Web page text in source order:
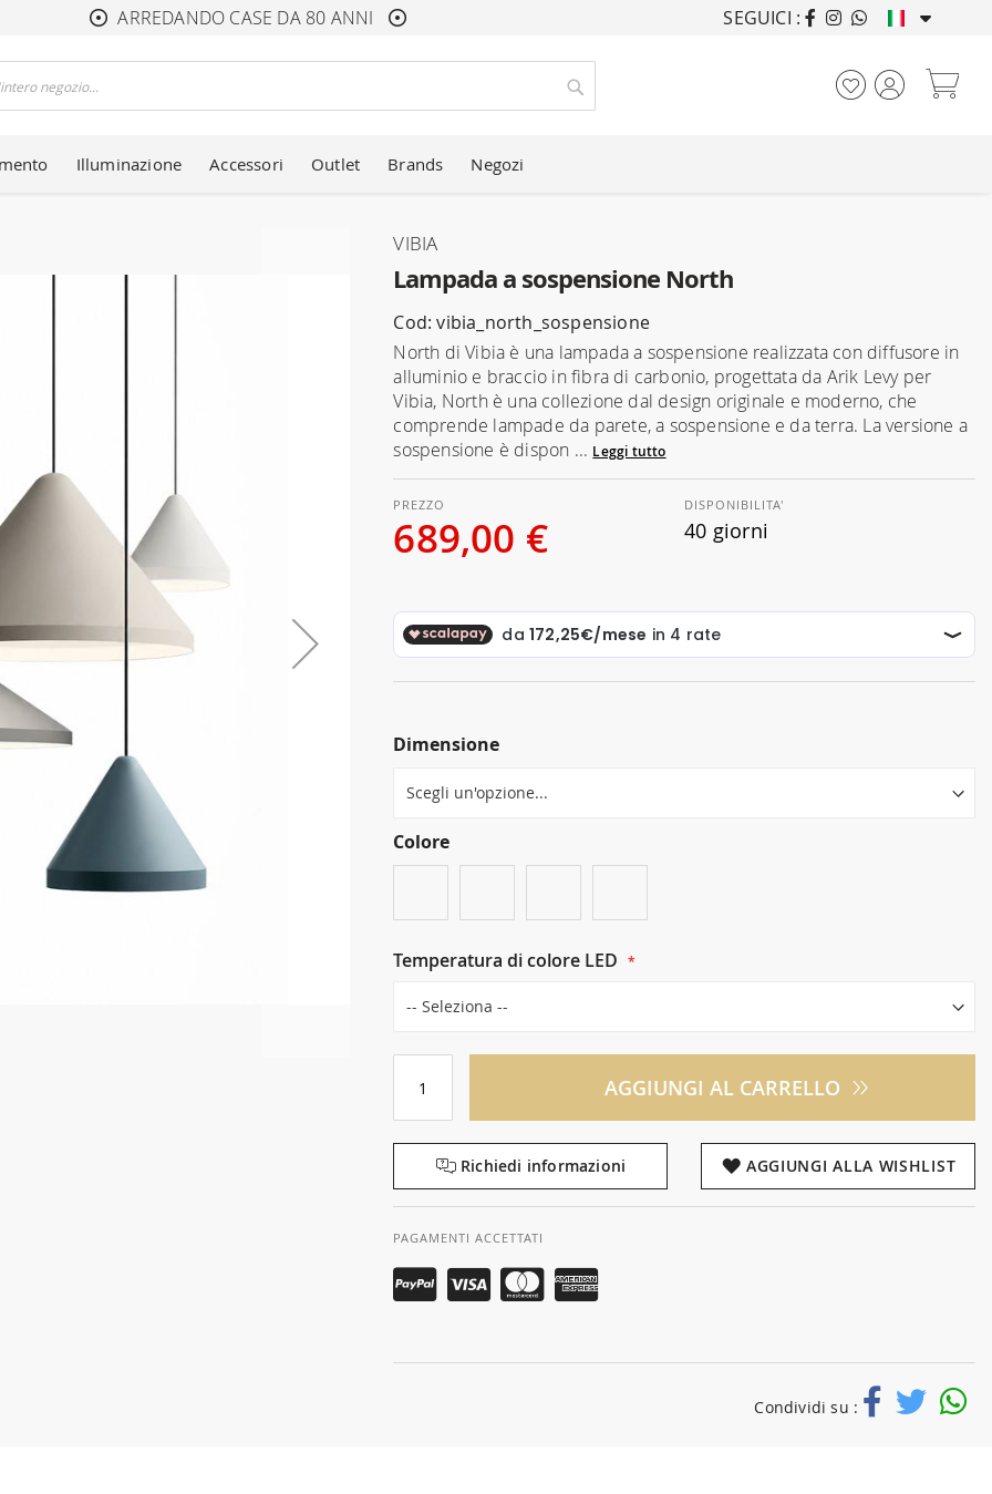
ARREDANDO CASE DA 80 ANNI ARREDANDO CASE
SEGUICI :
Cerca
Illuminazione Accessori Outlet Brands Negozi
Lampada a sospensione North
VIBIA
Cod: vibia_north_sospensione
North di Vibia è una lampada a sospensione realizzata con diffusore in
alluminio e braccio in fibra di carbonio, progettata da Arik Levy per
Vibia, North è una collezione dal design originale e moderno, che
comprende lampade da parete, a sospensione e da terra. La versione a
sospensione è dispon ... Leggi tutto
689,00 €
DISPONIBILITA'
40 giorni
Dimensione
Colore
Temperatura di colore LED
AGGIUNGI AL CARRELLO
Richiedi informazioni AGGIUNGI ALLA WISHLIST
PAGAMENTI ACCETTATI
Condividi su :